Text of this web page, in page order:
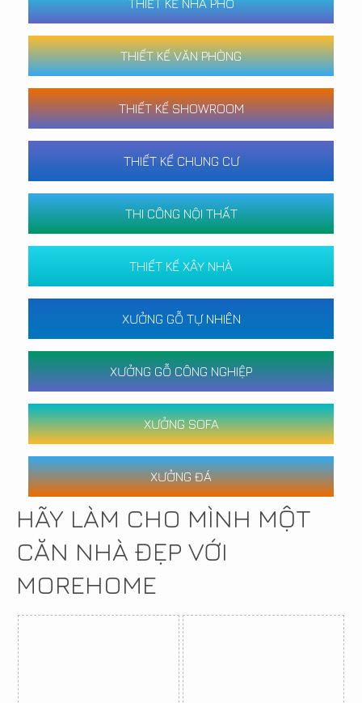
THIẾT KẾ NHÀ PHỐ
THIẾT KẾ VĂN PHÒNG
THIẾT KẾ SHOWROOM
THIẾT KẾ CHUNG CƯ
THI CÔNG NỘI THẤT
THIẾT KẾ XÂY NHÀ
XƯỞNG GỖ TỰ NHIÊN
XƯỞNG GỖ CÔNG NGHIỆP
XƯỞNG SOFA
XƯỞNG ĐÁ
HÃY LÀM CHO MÌNH MỘT
CĂN NHÀ ĐẸP VỚI
MOREHOME